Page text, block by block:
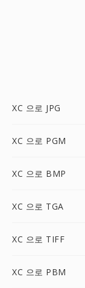
XC 으로 JPG
XC 으로 PGM
XC 으로 BMP
XC 으로 TGA
XC 으로 TIFF
XC 으로 PBM